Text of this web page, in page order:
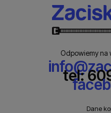
Odpowiemy na
tel:
Dane